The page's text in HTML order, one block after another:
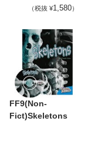
（税抜 ¥1,580）
FF9(Non-
Fict)Skeletons